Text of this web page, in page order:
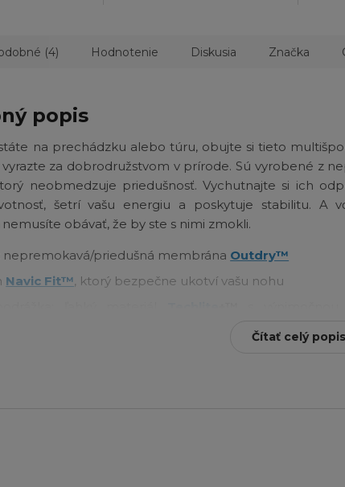
(4) Hodnotenie Diskusia Značka
popis
na prechádzku alebo túru, obujte si tieto
vyrazte za dobrodružstvom v prírode. Sú vyrobené z
neobmedzuje priedušnosť. Vychutnajte si ich
šetrí vašu energiu a poskytuje stabilitu. A
nemusíte obávať, že by ste s nimi zmokli.
nepremokavá/priedušná membrána Outdry™
Navic Fit™ , ktorý bezpečne ukotví vašu nohu
Čítať celý popis